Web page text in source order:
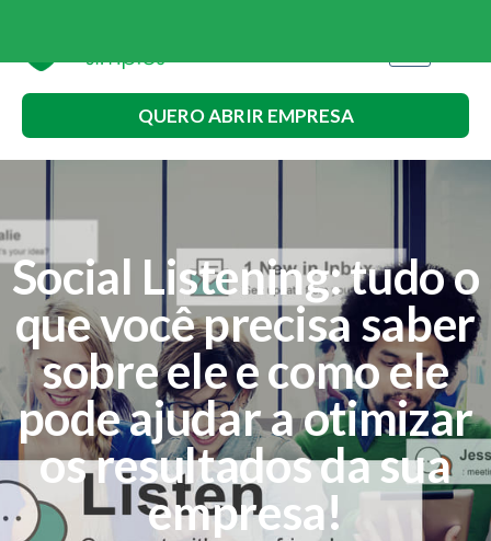
QUERO ABRIR EMPRESA
Social Listening: tudo o
que você precisa saber
sobre ele e como ele
pode ajudar a otimizar
os resultados da sua
empresa!